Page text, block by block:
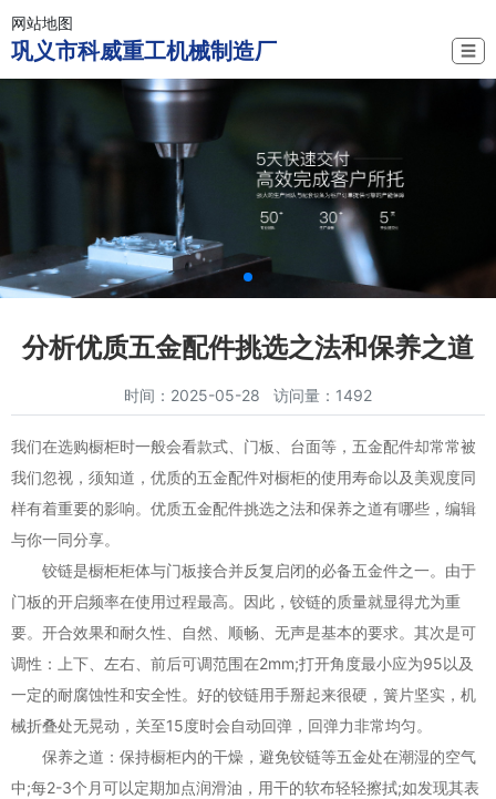
网站地图
巩义市科威重工机械制造厂 ☰
分析优质五金配件挑选之法和保养之道
时间：2025-05-28 访问量：1492
我们在选购橱柜时一般会看款式、门板、台面等，五金配件却常常被
我们忽视，须知道，优质的五金配件对橱柜的使用寿命以及美观度同
样有着重要的影响。优质五金配件挑选之法和保养之道有哪些，编辑
与你一同分享。
铰链是橱柜柜体与门板接合并反复启闭的必备五金件之一。由于
门板的开启频率在使用过程最高。因此，铰链的质量就显得尤为重
要。开合效果和耐久性、自然、顺畅、无声是基本的要求。其次是可
调性：上下、左右、前后可调范围在2mm;打开角度最小应为95以及
一定的耐腐蚀性和安全性。好的铰链用手掰起来很硬，簧片坚实，机
械折叠处无晃动，关至15度时会自动回弹，回弹力非常均匀。
保养之道：保持橱柜内的干燥，避免铰链等五金处在潮湿的空气
中;每2-3个月可以定期加点润滑油，用干的软布轻轻擦拭;如发现其表